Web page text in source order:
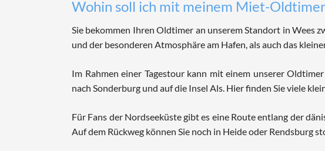
Wohin soll ich mit meinem Miet-
Sie bekommen Ihren Oldtimer an unserem Standort in Wees
und der besonderen Atmosphäre am Hafen, als auch das
Im Rahmen einer Tagestour kann mit einem unserer
nach Sonderburg und auf die Insel Als. Hier finden Sie viele
Für Fans der Nordseeküste gibt es eine Route entlang der
Auf dem Rückweg können Sie noch in Heide oder Rendsburg